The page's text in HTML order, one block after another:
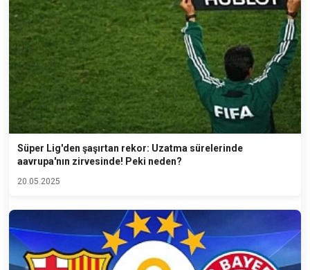
Süper Lig'den şaşırtan rekor: Uzatma sürelerinde
aavrupa'nın zirvesinde! Peki neden?
20.05.2025